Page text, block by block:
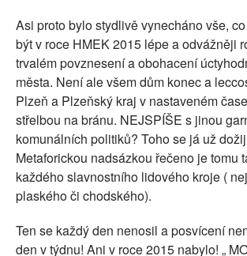
Asi proto bylo stydlivě vynecháno vše,
být v roce HMEK 2015 lépe a odvážněji
trvalém povznesení a obohacení
města. Není ale všem dům konec a
Plzeň a Plzeňský kraj v nastaveném
střelbou na bránu. NEJSPÍŠE s jinou
komunálních politiků? Toho se já už
Metaforickou nadsázkou řečeno je tomu
každého slavnostního lidového kroje (
plaského či chodského).
Ten se každý den nenosil a posvícení
den v týdnu! Ani v roce 2015 nabylo! „